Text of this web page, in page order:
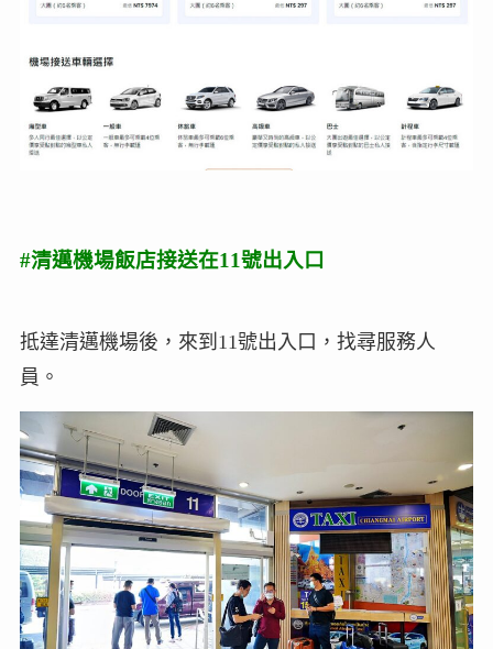
#清邁機場飯店接送在11號出入口
抵達清邁機場後，來到11號出入口，找尋服務人
員。